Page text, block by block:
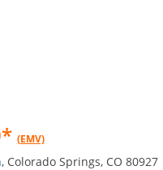
* (EMV)
, Colorado Springs, CO 80927